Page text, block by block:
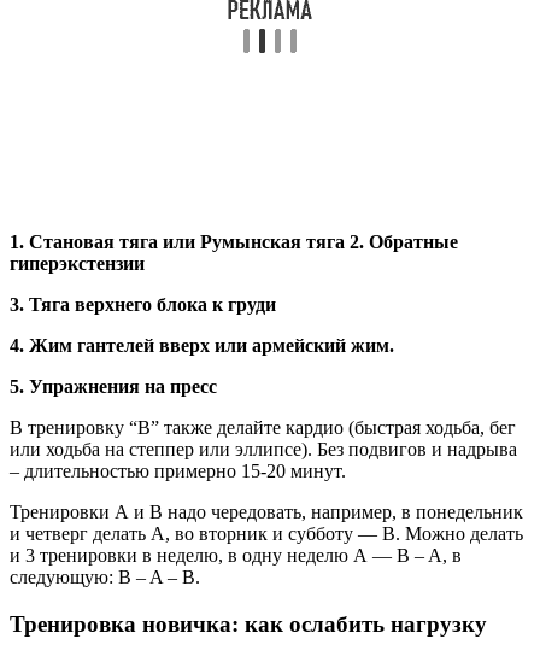
1. Становая тяга или Румынская тяга 2. Обратные
гиперэкстензии
3. Тяга верхнего блока к груди
4. Жим гантелей вверх или армейский жим.
5. Упражнения на пресс
В тренировку “B” также делайте кардио (быстрая ходьба, бег
или ходьба на степпер или эллипсе). Без подвигов и надрыва
– длительностью примерно 15-20 минут.
Тренировки А и B надо чередовать, например, в понедельник
и четверг делать А, во вторник и субботу — B. Можно делать
и 3 тренировки в неделю, в одну неделю А — B – A, в
следующую: B – A – B.
Тренировка новичка: как ослабить нагрузку